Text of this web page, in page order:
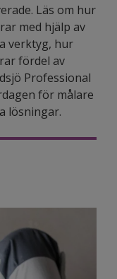
Läs om hur
med hjälp av
verktyg, hur
fördel av
Professional
för målare
lösningar.